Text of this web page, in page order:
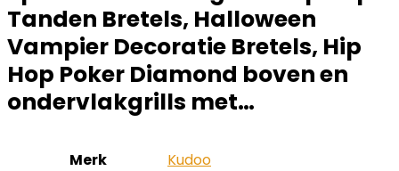
Tanden Bretels, Halloween
Vampier Decoratie Bretels, Hip
Hop Poker Diamond boven en
ondervlakgrills met…
Merk
‎Kudoo